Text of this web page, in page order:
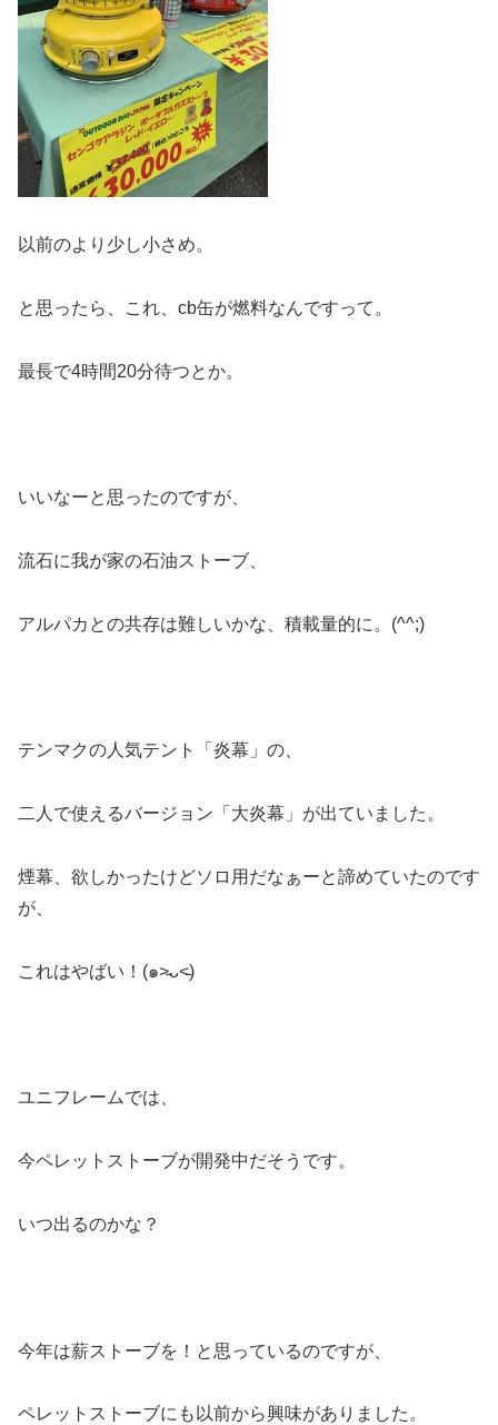
以前のより少し小さめ。
と思ったら、これ、cb缶が燃料なんですって。
最長で4時間20分待つとか。
いいなーと思ったのですが、
流石に我が家の石油ストーブ、
アルパカとの共存は難しいかな、積載量的に。(^^;)
テンマクの人気テント「炎幕」の、
二人で使えるバージョン「大炎幕」が出ていました。
煙幕、欲しかったけどソロ用だなぁーと諦めていたのです
が、
これはやばい！(๑˃̵ᴗ˂̵)
ユニフレームでは、
今ペレットストーブが開発中だそうです。
いつ出るのかな？
今年は薪ストーブを！と思っているのですが、
ペレットストーブにも以前から興味がありました。